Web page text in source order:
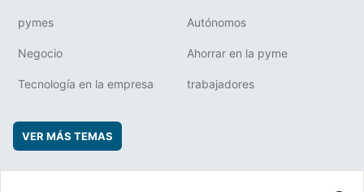
pymes Autónomos
Negocio Ahorrar en la pyme
Tecnología en la empresa trabajadores
VER MÁS TEMAS